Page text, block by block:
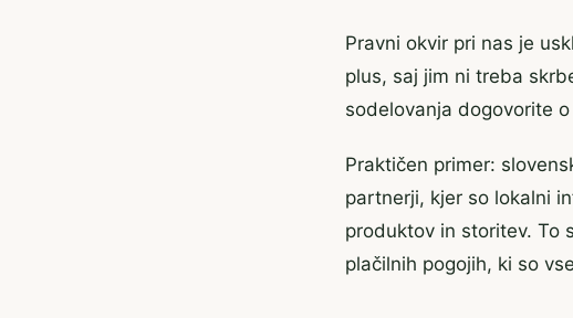
Pravni okvir pri nas je
plus, saj jim ni treba
sodelovanja dogovorite
Praktičen primer:
partnerji, kjer so lokalni
produktov in storitev. To
plačilnih pogojih, ki so